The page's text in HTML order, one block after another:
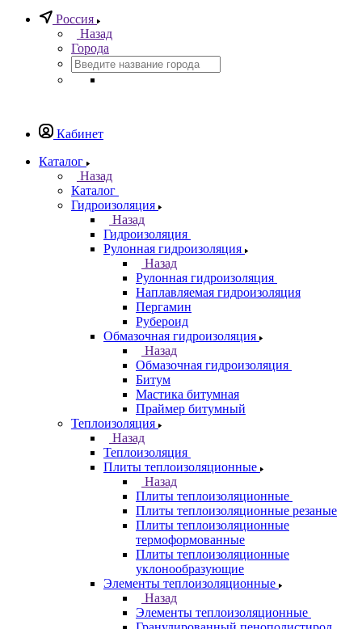
Россия
Назад
Города
Кабинет
Каталог
Назад
Каталог
Гидроизоляция
Назад
Гидроизоляция
Рулонная гидроизоляция
Назад
Рулонная гидроизоляция
Наплавляемая гидроизоляция
Пергамин
Рубероид
Обмазочная гидроизоляция
Назад
Обмазочная гидроизоляция
Битум
Мастика битумная
Праймер битумный
Теплоизоляция
Назад
Теплоизоляция
Плиты теплоизоляционные
Назад
Плиты теплоизоляционные
Плиты теплоизоляционные резаные
Плиты теплоизоляционные
термоформованные
Плиты теплоизоляционные
уклонообразующие
Элементы теплоизоляционные
Назад
Элементы теплоизоляционные